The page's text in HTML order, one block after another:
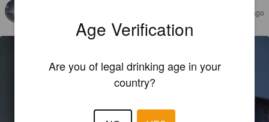
3 years ago
Age Verification
Are you of legal drinking age in your
country?